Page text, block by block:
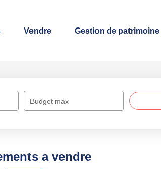
Vendre Gestion de patrimoine
Budget max
a vendre